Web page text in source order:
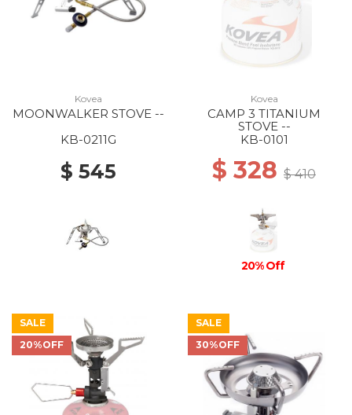
Kovea
MOONWALKER STOVE --
KB-0211G
$ 545
Kovea
CAMP 3 TITANIUM
STOVE --
KB-0101
$ 328 $ 410
20% Off
SALE
20%OFF
SALE
30%OFF